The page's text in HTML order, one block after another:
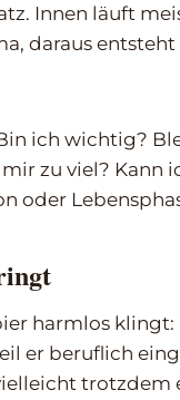
Innen läuft
daraus
ich wichtig?
zu viel? Kann
oder
harmlos
er beruflich
trotzdem